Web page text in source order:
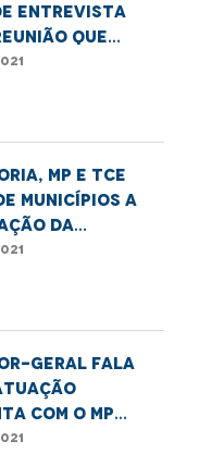
entrevista
que
MP e TCE
municípios a
da
no Estado
geral fala
com o MP